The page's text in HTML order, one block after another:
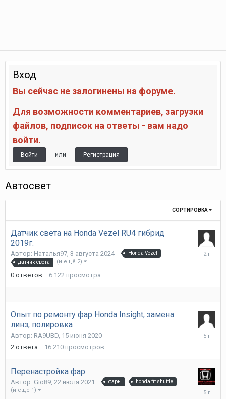
Вход
Вы сейчас не залогинены на форуме.
Для возможности комментариев, загрузки
файлов, подписок на ответы - вам надо
войти.
Войти или Регистрация
Автосвет
СОРТИРОВКА
Датчик света на Honda Vezel RU4 гибрид
2019г.
Автор: Наталья97, 3 августа 2024
Honda Vezel
датчик света
(и ещё 2)
0 ответов 6 122 просмотра
Опыт по ремонту фар Honda Insight, замена
линз, полировка
Автор: RA9UBD, 15 июня 2020
2 ответа 16 210 просмотров
29
Перенастройка фар
Автор: Gio89, 22 июля 2021 фары honda fit shuttle
(и ещё 1)
22